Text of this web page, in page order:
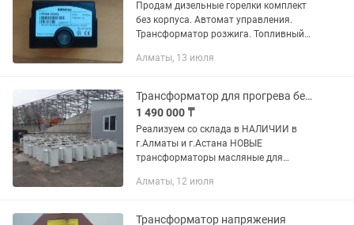
Продам дизельные горелки комплект
без корпуса. Автомат управления.
Трансформатор розжига. Топливный
горелок. Запчасти для дизельной
Алматы, 13 июля
Трансформатор для прогрева бетона ТМТО-80 (ТМТО-80)
1 490 000 ₸
Реализуем со склада в НАЛИЧИИ в
г.Алматы и г.Астана НОВЫЕ
трансформаторы масляные для
Новые. Производство Республика
Алматы, 12 июля
Трансформатор напряжения